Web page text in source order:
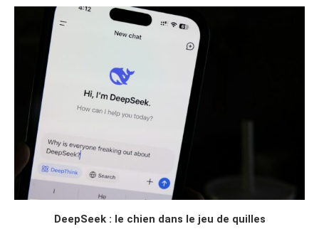
DeepSeek : le chien dans le jeu de quilles